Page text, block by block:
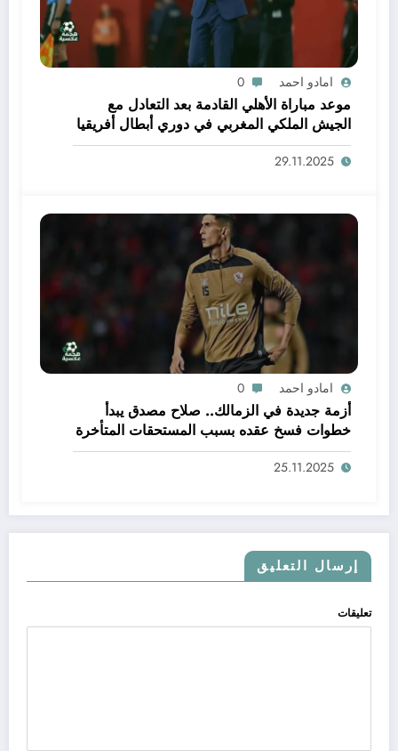
امادو احمد 0
موعد مباراة الأهلي القادمة بعد التعادل مع
الجيش الملكي المغربي في دوري أبطال أفريقيا
واستعدادات الفريق
29.11.2025
امادو احمد 0
أزمة جديدة في الزمالك.. صلاح مصدق يبدأ
خطوات فسخ عقده بسبب المستحقات المتأخرة
25.11.2025
إرسال التعليق
تعليقات